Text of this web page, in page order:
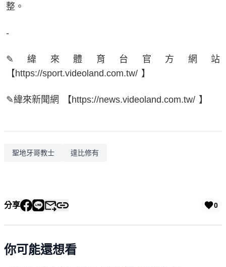
整。
-
✎緯來體育台官方網站
【https://sport.videoland.com.tw/ 】
✎緯來新聞網 【https://news.videoland.com.tw/ 】
聖地牙哥教士 達比修有
分享 0
你可能還想看